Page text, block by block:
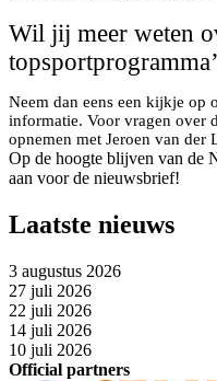
Wil jij meer weten
Neem dan eens een kijkje op
informatie. Voor vragen over
opnemen met Jeroen van der
Op de hoogte blijven van de
aan voor de nieuwsbrief!
Laatste nieuws
3 augustus 2026
27 juli 2026
22 juli 2026
14 juli 2026
10 juli 2026
Official partners